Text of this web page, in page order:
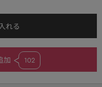
加 102